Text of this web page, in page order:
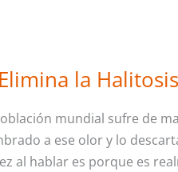
la Halitosis
mundial sufre de
a ese olor y lo
al hablar es porque es